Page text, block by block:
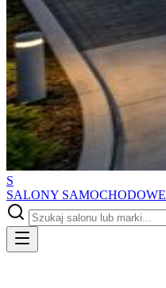
S
SALONY SAMOCHODOWE